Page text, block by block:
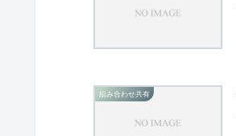
組み合わせ共有